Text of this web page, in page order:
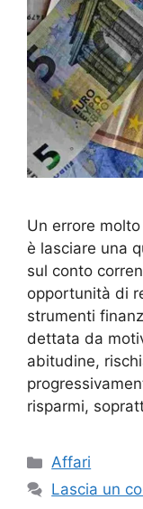
Un errore
è lasciare una
sul conto
opportunità di
strumenti
dettata da
abitudine,
risparmi,
Categorie
Affari
Lascia un